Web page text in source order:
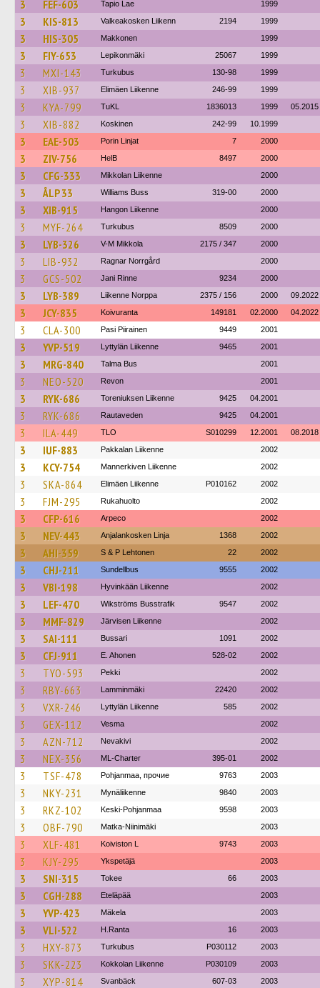
3 FEF-603 Tapio Lae 1999
3 KIS-813 Valkeakosken Liikenn 2194 1999
3 HIS-305 Makkonen 1999
3 FIY-653 Lepikonmäki 25067 1999
3 MXI-143 Turkubus 130-98 1999
3 XIB-937 Elimäen Liikenne 246-99 1999
3 KYA-799 TuKL 1836013 1999 05.2015
3 XIB-882 Koskinen 242-99 10.1999
3 EAE-503 Porin Linjat 7 2000
3 ZIV-756 HelB 8497 2000
3 CFG-333 Mikkolan Liikenne 2000
3 ÅLP 33 Williams Buss 319-00 2000
3 XIB-915 Hangon Liikenne 2000
3 MYF-264 Turkubus 8509 2000
3 LYB-326 V-M Mikkola 2175 / 347 2000
3 LIB-932 Ragnar Norrgård 2000
3 GCS-502 Jani Rinne 9234 2000
3 LYB-389 Liikenne Norppa 2375 / 156 2000 09.2022
3 JCY-835 Koivuranta 149181 02.2000 04.2022
3 CLA-300 Pasi Piirainen 9449 2001
3 YVP-519 Lyttylän Liikenne 9465 2001
3 MRG-840 Talma Bus 2001
3 NEO-520 Revon 2001
3 RYK-686 Toreniuksen Liikenne 9425 04.2001
3 RYK-686 Rautaveden 9425 04.2001
3 ILA-449 TLO S010299 12.2001 08.2018
3 IUF-883 Pakkalan Liikenne 2002
3 KCY-754 Mannerkiven Liikenne 2002
3 SKA-864 Elimäen Liikenne P010162 2002
3 FJM-295 Rukahuolto 2002
3 CFP-616 Arpeco 2002
3 NEV-443 Anjalankosken Linja 1368 2002
3 AHI-359 S & P Lehtonen 22 2002
3 CHJ-211 Sundellbus 9555 2002
3 VBI-198 Hyvinkään Liikenne 2002
3 LEF-470 Wikströms Busstrafik 9547 2002
3 MMF-829 Järvisen Liikenne 2002
3 SAI-111 Bussari 1091 2002
3 CFJ-911 E. Ahonen 528-02 2002
3 TYO-593 Pekki 2002
3 RBY-663 Lamminmäki 22420 2002
3 VXR-246 Lyttylän Liikenne 585 2002
3 GEX-112 Vesma 2002
3 AZN-712 Nevakivi 2002
3 NEX-356 ML-Charter 395-01 2002
3 TSF-478 Pohjanmaa, прочие 9763 2003
3 NKY-231 Mynäliikenne 9840 2003
3 RKZ-102 Keski-Pohjanmaa 9598 2003
3 OBF-790 Matka-Niinimäki 2003
3 XLF-481 Koiviston L 9743 2003
3 KJY-295 Ykspetäjä 2003
3 SNI-315 Tokee 66 2003
3 CGH-288 Eteläpää 2003
3 YVP-423 Mäkela 2003
3 VLI-522 H.Ranta 16 2003
3 HXY-873 Turkubus P030112 2003
3 SKK-223 Kokkolan Liikenne P030109 2003
3 XYP-814 Svanbäck 607-03 2003